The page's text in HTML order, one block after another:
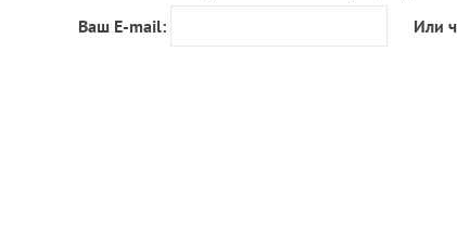
Ваш E-mail: Или